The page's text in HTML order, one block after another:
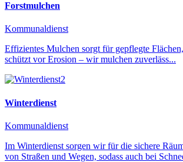
Forstmulchen
Kommunaldienst
Effizientes Mulchen sorgt für gepflegte
schützt vor Erosion – wir mulchen zuverläss...
Winterdienst
Kommunaldienst
Im Winterdienst sorgen wir für die sichere
von Straßen und Wegen, sodass auch bei